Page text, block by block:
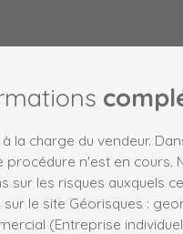
la charge du vendeur.
procédure n'est en cours.
sur les risques auxquels
le site Géorisques :
(Entreprise